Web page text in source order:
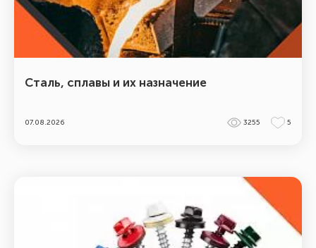
Сталь, сплавы и их назначение
07.08.2026 3255 5